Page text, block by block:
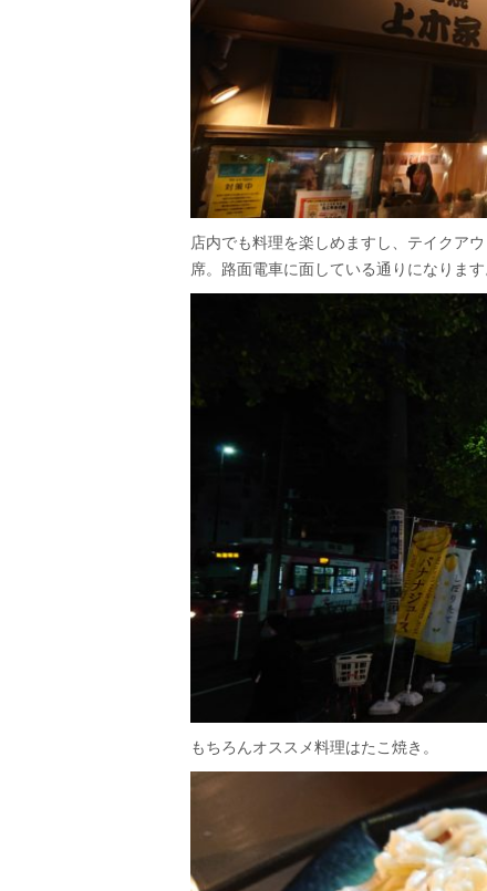
店内でも料理を楽しめますし、テイクア
席。路面電車に面している通りになります
もちろんオススメ料理はたこ焼き。